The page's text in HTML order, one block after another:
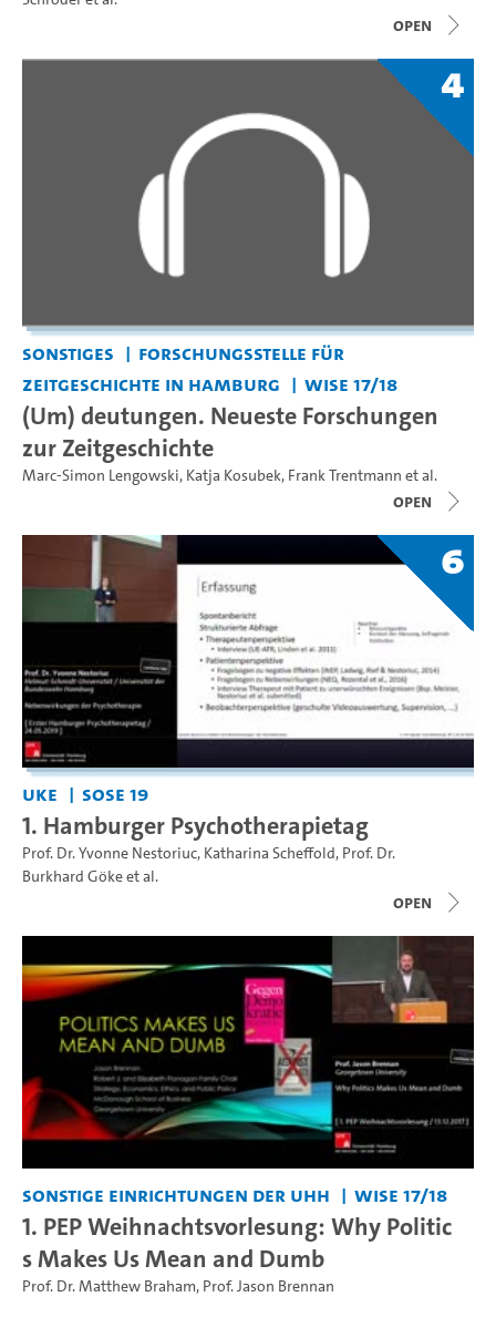
open
4
Sonstiges
Forschungsstelle für
Zeitgeschichte in Hamburg
WiSe 17/18
(Um) deutungen. Neueste Forschungen
zur Zeitgeschichte
Marc-Simon Lengowski, Katja Kosubek, Frank Trentmann et al.
open
6
UKE SoSe 19
1. Hamburger Psychotherapietag
Prof. Dr. Yvonne Nestoriuc, Katharina Scheffold, Prof. Dr.
Burkhard Gökeet al.
open
Sonstige Einrichtungen der UHH WiSe 17/18
1. PEP Weihnachtsvorlesung: Why Politic
s Makes Us Mean and Dumb
Prof. Dr. Matthew Braham, Prof. Jason Brennan